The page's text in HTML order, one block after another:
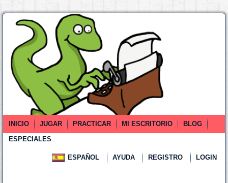
INICIO JUGAR PRACTICAR MI ESCRITORIO
BLOG
ESPECIALES
ESPAÑOL AYUDA REGISTRO LOGIN